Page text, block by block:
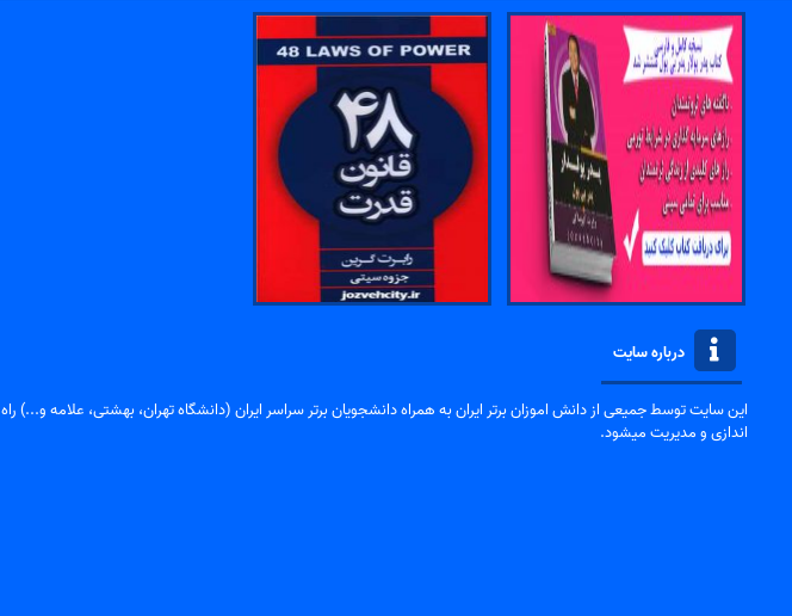
درباره سایت
این سایت توسط جمیعی از دانش اموزان برتر ایران به همراه دانشجویان برتر سراسر ایران (دانشگاه تهران، بهشتی، علامه و...) راه
اندازی و مدیریت میشود.